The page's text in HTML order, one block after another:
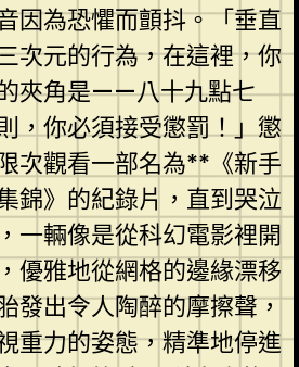
因為恐懼而顫抖。「垂直
次元的行為，在這裡，你
夾角是——八十九點七
，你必須接受懲罰！」懲
次觀看一部名為**《新手
錦》的紀錄片，直到哭泣
一輛像是從科幻電影裡開
優雅地從網格的邊緣漂移
發出令人陶醉的摩擦聲，
重力的姿態，精準地停進